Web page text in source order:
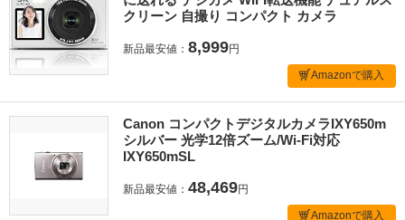
クリーン 自撮り コンパクト カメラ
新品最安値： 8,999円
Amazonで購入
Canon コンパクトデジタルカメラIXY650m
シルバー 光学12倍ズーム/Wi-Fi対応
IXY650mSL
新品最安値： 48,469円
Amazonで購入